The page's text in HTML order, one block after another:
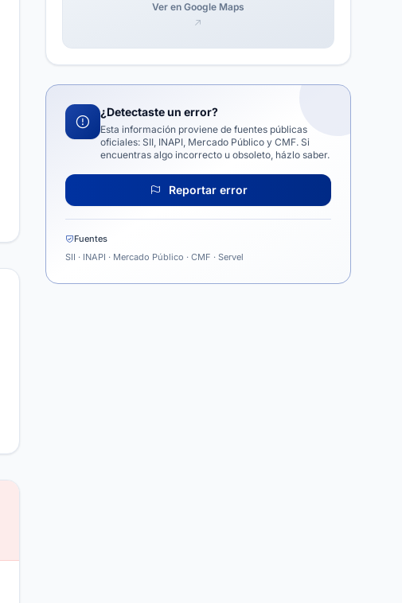
Ver en Google Maps
¿Detectaste un error?
Esta información proviene de fuentes públicas
oficiales: SII, INAPI, Mercado Público y CMF. Si
encuentras algo incorrecto u obsoleto, házlo saber.
Reportar error
Fuentes
SII · INAPI · Mercado Público · CMF · Servel